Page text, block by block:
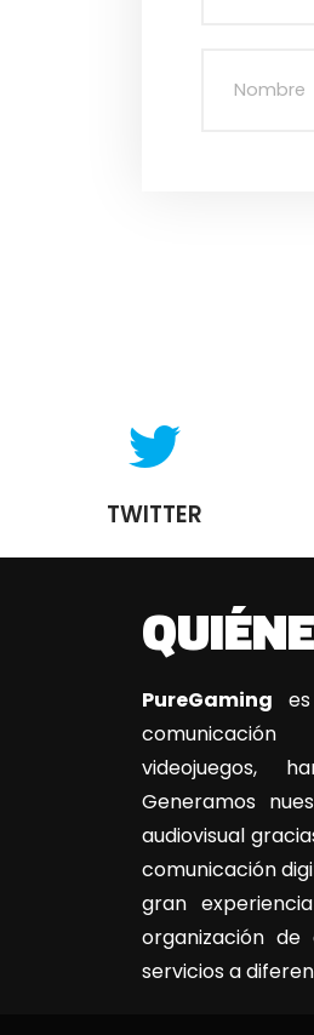
TWITTER
PureGaming
videojuegos,
Generamos
audiovisual
comunicación
gran
organización
servicios a